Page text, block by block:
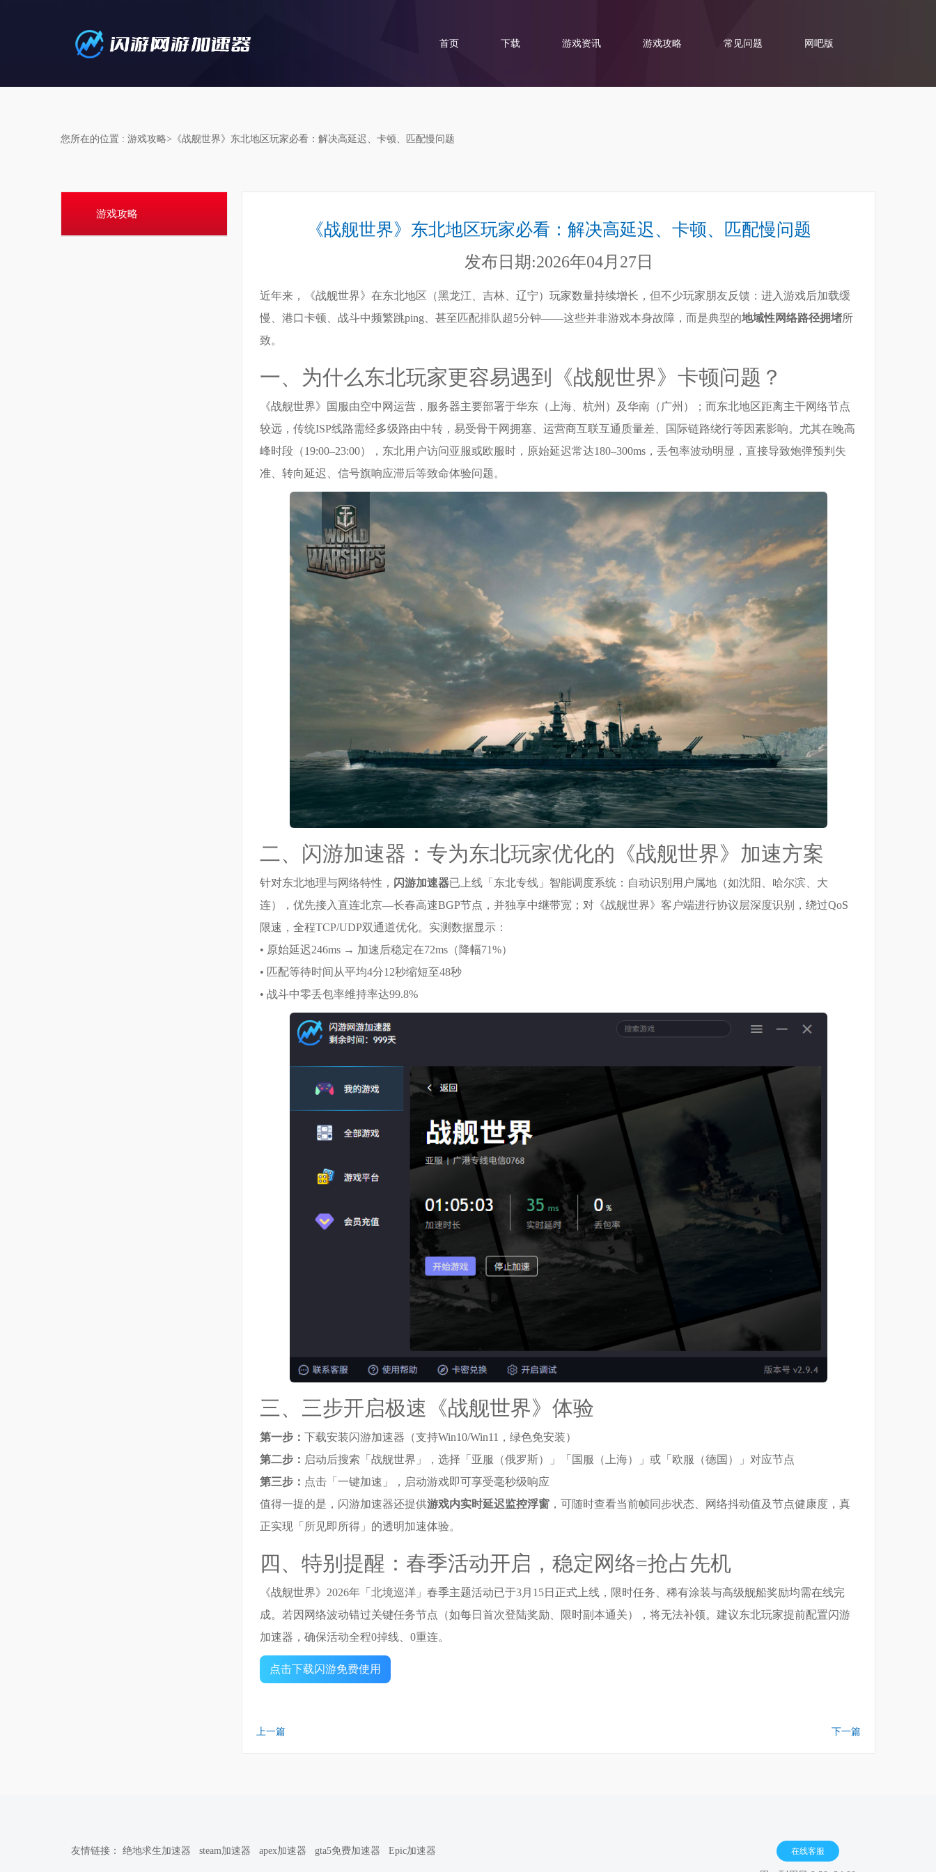
首页 下载 游戏资讯 游戏攻略 常见问题 网吧版
您所在的位置 : 游戏攻略>《战舰世界》东北地区玩家必看：解决高延迟、卡顿、匹配慢问题
游戏攻略
《战舰世界》东北地区玩家必看：解决高延迟、卡顿、匹配慢问题
发布日期:2026年04月27日
近年来，《战舰世界》在东北地区（黑龙江、吉林、辽宁）玩家数量持续增长，但不少玩家朋友反馈：进入游戏后加载缓
慢、港口卡顿、战斗中频繁跳ping、甚至匹配排队超5分钟——这些并非游戏本身故障，而是典型的地域性网络路径拥堵所
致。
一、为什么东北玩家更容易遇到《战舰世界》卡顿问题？
《战舰世界》国服由空中网运营，服务器主要部署于华东（上海、杭州）及华南（广州）；而东北地区距离主干网络节点
较远，传统ISP线路需经多级路由中转，易受骨干网拥塞、运营商互联互通质量差、国际链路绕行等因素影响。尤其在晚高
峰时段（19:00–23:00），东北用户访问亚服或欧服时，原始延迟常达180–300ms，丢包率波动明显，直接导致炮弹预判失
准、转向延迟、信号旗响应滞后等致命体验问题。
二、闪游加速器：专为东北玩家优化的《战舰世界》加速方案
针对东北地理与网络特性， 闪游加速器已上线「东北专线」智能调度系统：自动识别用户属地（如沈阳、哈尔滨、大
连），优先接入直连北京—长春高速BGP节点，并独享中继带宽；对《战舰世界》客户端进行协议层深度识别，绕过QoS
限速，全程TCP/UDP双通道优化。实测数据显示：
• 原始延迟246ms → 加速后稳定在72ms（降幅71%）
• 匹配等待时间从平均4分12秒缩短至48秒
• 战斗中零丢包率维持率达99.8%
三、三步开启极速《战舰世界》体验
第一步： 下载安装闪游加速器（支持Win10/Win11，绿色免安装）
第二步： 启动后搜索「战舰世界」，选择「亚服（俄罗斯）」「国服（上海）」或「欧服（德国）」对应节点
第三步： 点击「一键加速」，启动游戏即可享受毫秒级响应
值得一提的是，闪游加速器还提供游戏内实时延迟监控浮窗 ，可随时查看当前帧同步状态、网络抖动值及节点健康度，真
正实现「所见即所得」的透明加速体验。
四、特别提醒：春季活动开启，稳定网络=抢占先机
《战舰世界》2026年「北境巡洋」春季主题活动已于3月15日正式上线，限时任务、稀有涂装与高级舰船奖励均需在线完
成。若因网络波动错过关键任务节点（如每日首次登陆奖励、限时副本通关），将无法补领。建议东北玩家提前配置闪游
加速器，确保活动全程0掉线、0重连。
点击下载闪游免费使用
上一篇 下一篇
友情链接： 绝地求生加速器 steam加速器 apex加速器 gta5免费加速器 Epic加速器 在线客服